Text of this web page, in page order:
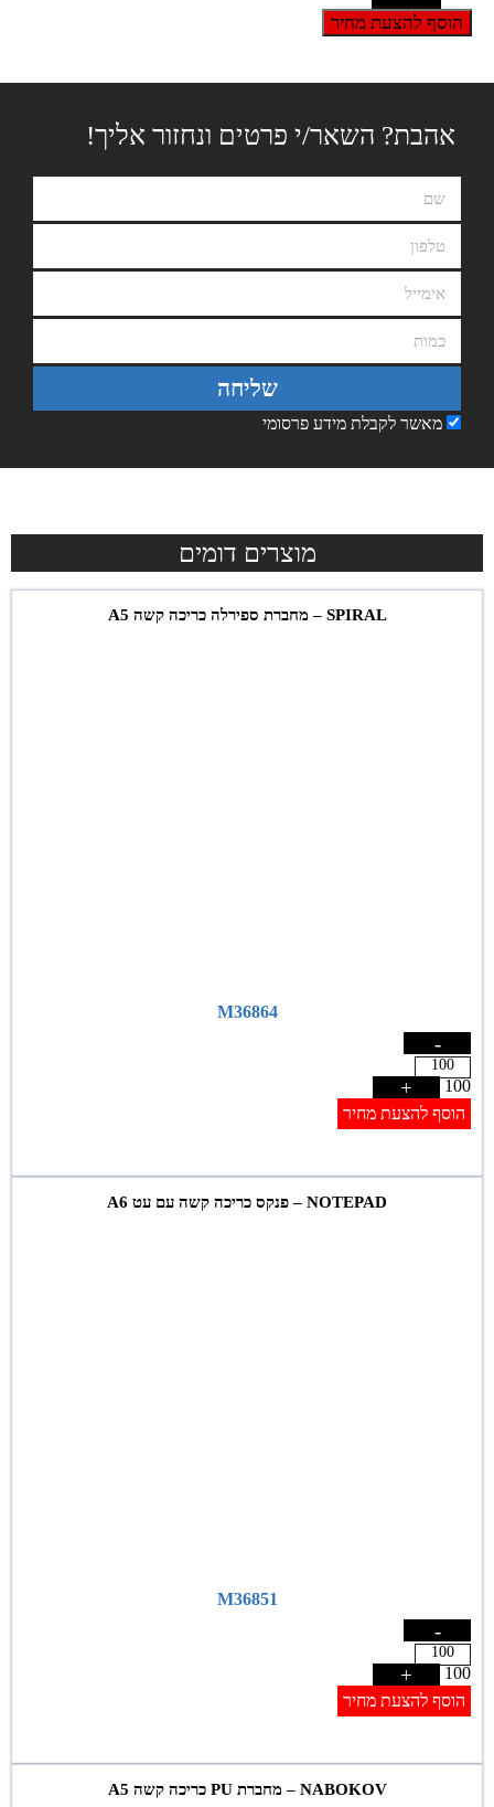
הוסף להצעת מחיר
אהבת? השאר/י פרטים ונחזור אליך!
מאשר לקבלת מידע פרסומי
שליחה
מוצרים דומים
SPIRAL – מחברת ספירלה כריכה קשה A5
M36864
-
100
+
הוסף להצעת מחיר
NOTEPAD – פנקס כריכה קשה עם עט A6
M36851
-
100
+
הוסף להצעת מחיר
NABOKOV – מחברת PU כריכה קשה A5